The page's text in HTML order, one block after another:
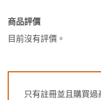
商品評價
目前沒有評價。
只有註冊並且購買過